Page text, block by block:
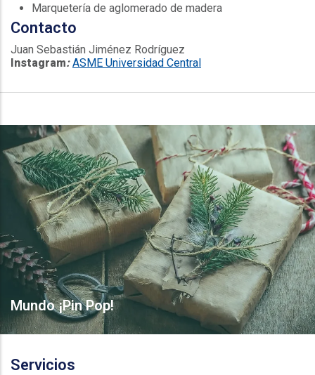
Marquetería de aglomerado de madera
Contacto
Juan Sebastián Jiménez Rodríguez
Instagram: ASME Universidad Central
Mundo ¡Pin Pop!
Servicios